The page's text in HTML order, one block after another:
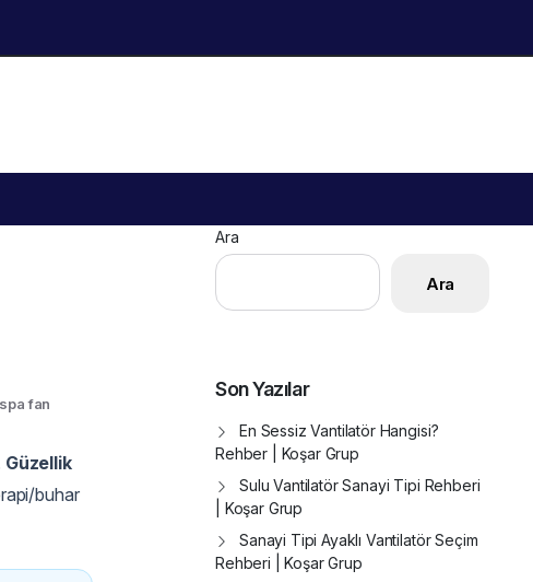
spa fan
Güzellik
buhar
Ara
Ara
Son Yazılar
En Sessiz Vantilatör Hangisi?
Rehber | Koşar Grup
Sulu Vantilatör Sanayi Tipi Rehberi
| Koşar Grup
Sanayi Tipi Ayaklı Vantilatör Seçim
Rehberi | Koşar Grup